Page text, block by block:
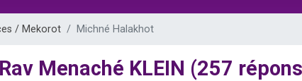
/ Mekorot Michné Halakhot
Menaché KLEIN (257